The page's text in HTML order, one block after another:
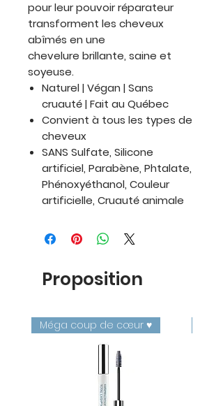
pour leur pouvoir réparateur
transforment les cheveux
abîmés en une
chevelure brillante, saine et
soyeuse.
Naturel | Végan | Sans
cruauté | Fait au Québec
Convient à tous les types de
cheveux
SANS Sulfate, Silicone
artificiel, Parabène, Phtalate,
Phénoxyéthanol, Couleur
artificielle, Cruauté animale
Proposition
Méga coup de cœur ♥️